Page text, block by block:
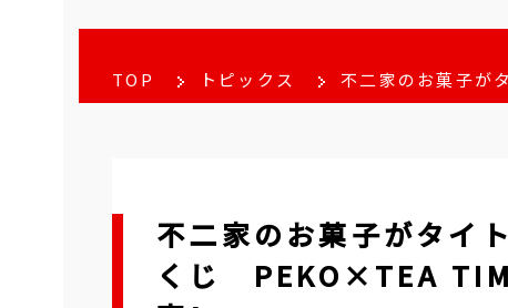
TOP トピックス 不二家のお菓子が
不二家のお菓子がタイ
くじ PEKO×TEA